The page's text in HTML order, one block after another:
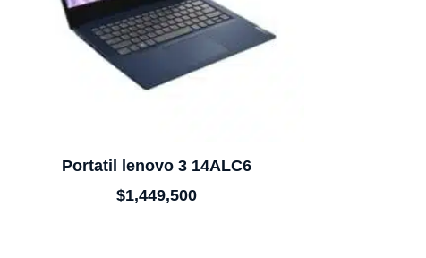
Portatil lenovo 3 14ALC6
$1,449,500